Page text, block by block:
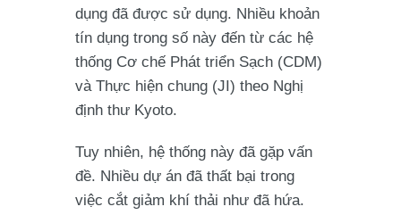
dụng đã được sử dụng. Nhiều khoản
tín dụng trong số này đến từ các hệ
thống Cơ chế Phát triển Sạch (CDM)
và Thực hiện chung (JI) theo Nghị
định thư Kyoto.
Tuy nhiên, hệ thống này đã gặp vấn
đề. Nhiều dự án đã thất bại trong
việc cắt giảm khí thải như đã hứa.